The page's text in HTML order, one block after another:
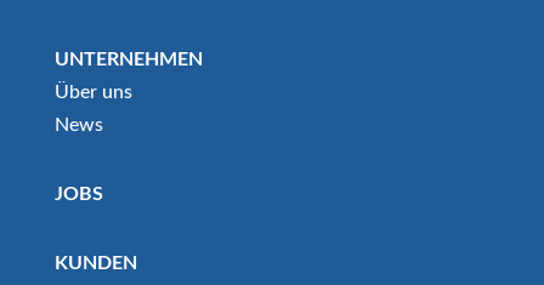
UNTERNEHMEN
Über uns
News
JOBS
KUNDEN